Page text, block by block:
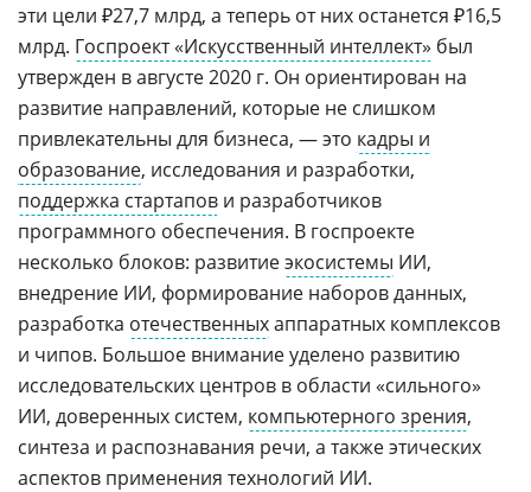
эти цели ₽27,7 млрд, а теперь от них останется ₽16,5
млрд. Госпроект «Искусственный интеллект» был
утвержден в августе 2020 г. Он ориентирован на
развитие направлений, которые не слишком
привлекательны для бизнеса, — это кадры и
образование, исследования и разработки,
поддержка стартапов и разработчиков
программного обеспечения. В госпроекте
несколько блоков: развитиеэкосистемы ИИ,
внедрение ИИ, формирование наборов данных,
разработка отечественныхаппаратных комплексов
и чипов. Большое внимание уделено развитию
исследовательских центров в области «сильного»
ИИ, доверенных систем, компьютерного зрения,
синтеза и распознавания речи, а также этических
аспектов применения технологий ИИ.